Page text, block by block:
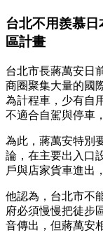
台北不用羨慕
區計畫
台北市長蔣萬安日
商圈聚集大量的國
為計程車，少有自
不適合自駕與停車
為此，蔣萬安特別
論，在主要出入口
戶與店家貨車進出
他認為，台北市不
府必須慢慢把徒步
音傳出，但蔣萬安